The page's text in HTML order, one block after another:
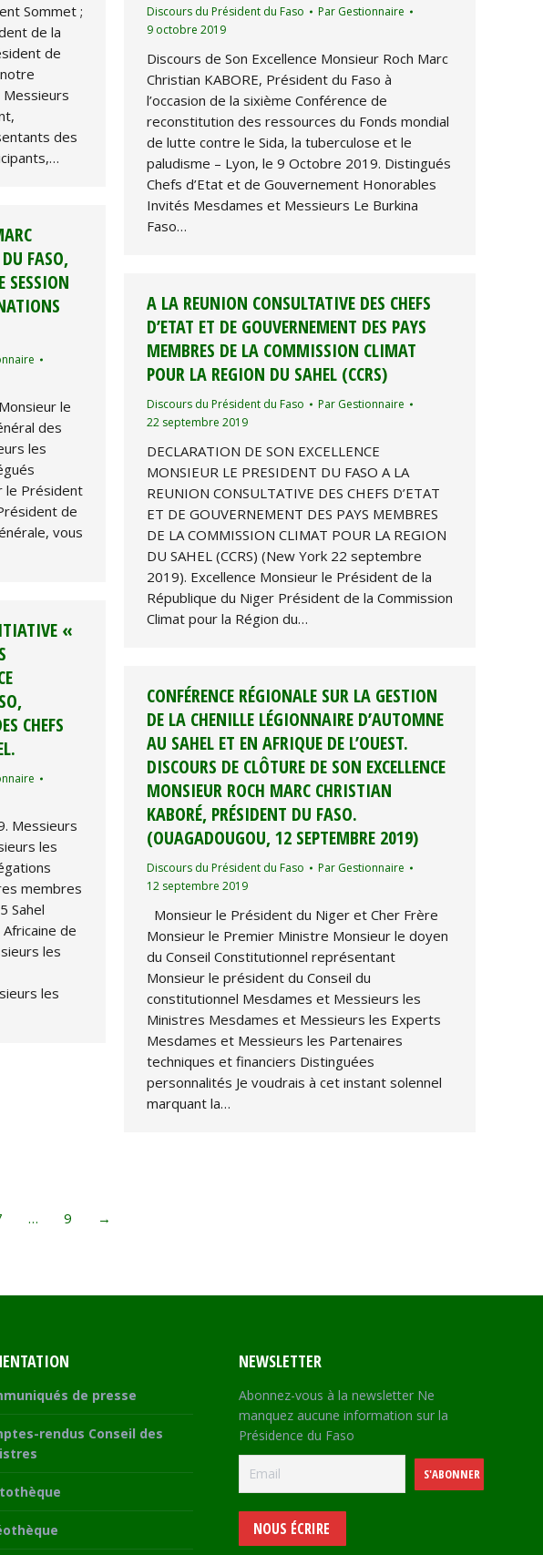
Sommet ;
de la
de
des
Discours du Président du Faso Par Gestionnaire
9 octobre 2019
Discours de Son Excellence Monsieur Roch Marc
Christian KABORE, Président du Faso à
l’occasion de la sixième Conférence de
reconstitution des ressources du Fonds mondial
de lutte contre le Sida, la tuberculose et le
paludisme – Lyon, le 9 Octobre 2019. Distingués
Chefs d’Etat et de Gouvernement Honorables
Invités Mesdames et Messieurs Le Burkina
Faso…
FASO,
SESSION
le
des
les
le Président
de
vous
A LA REUNION CONSULTATIVE DES CHEFS
D’ETAT ET DE GOUVERNEMENT DES PAYS
MEMBRES DE LA COMMISSION CLIMAT
POUR LA REGION DU SAHEL (CCRS)
Discours du Président du Faso Par Gestionnaire
22 septembre 2019
DECLARATION DE SON EXCELLENCE
MONSIEUR LE PRESIDENT DU FASO A LA
REUNION CONSULTATIVE DES CHEFS D’ETAT
ET DE GOUVERNEMENT DES PAYS MEMBRES
DE LA COMMISSION CLIMAT POUR LA REGION
DU SAHEL (CCRS) (New York 22 septembre
2019). Excellence Monsieur le Président de la
République du Niger Président de la Commission
Climat pour la Région du…
«
CHEFS
Messieurs
les
membres
Sahel
de
les
les
CONFÉRENCE RÉGIONALE SUR LA GESTION
DE LA CHENILLE LÉGIONNAIRE D’AUTOMNE
AU SAHEL ET EN AFRIQUE DE L’OUEST.
DISCOURS DE CLÔTURE DE SON EXCELLENCE
MONSIEUR ROCH MARC CHRISTIAN
KABORÉ, PRÉSIDENT DU FASO.
(OUAGADOUGOU, 12 SEPTEMBRE 2019)
Discours du Président du Faso Par Gestionnaire
12 septembre 2019
Monsieur le Président du Niger et Cher Frère
Monsieur le Premier Ministre Monsieur le doyen
du Conseil Constitutionnel représentant
Monsieur le président du Conseil du
constitutionnel Mesdames et Messieurs les
Ministres Mesdames et Messieurs les Experts
Mesdames et Messieurs les Partenaires
techniques et financiers Distinguées
personnalités Je voudrais à cet instant solennel
marquant la…
… 9 →
de presse
rendus Conseil des
NEWSLETTER
Abonnez-vous à la newsletter Ne
manquez aucune information sur la
Présidence du Faso
NOUS ÉCRIRE